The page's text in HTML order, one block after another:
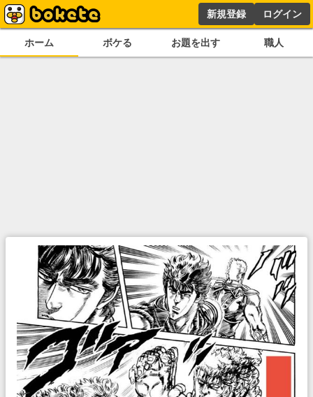
新規登録 ログイン
ホーム ボケる お題を出す 職人